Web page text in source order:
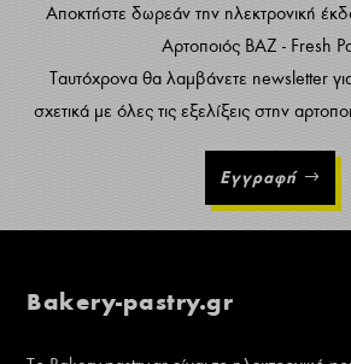
Αποκτήστε δωρεάν την ηλεκτρονική
Αρτοποιός ΒΑΖ - Fresh
Ταυτόχρονα θα λαμβάνετε newsletter
σχετικά με όλες τις εξελίξεις στην
Εγγραφή
Bakery-pastry.gr